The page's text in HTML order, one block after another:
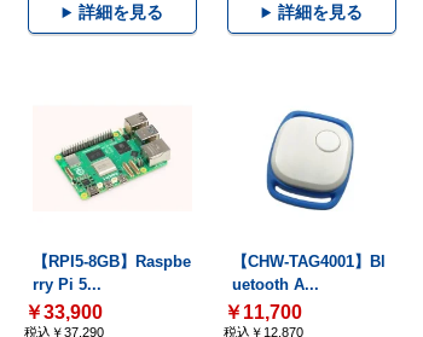
詳細を見る 詳細を見る
【RPI5-8GB】Raspbe
rry Pi 5...
￥33,900
税込￥37,290
【CHW-TAG4001】Bl
uetooth A...
￥11,700
税込￥12,870